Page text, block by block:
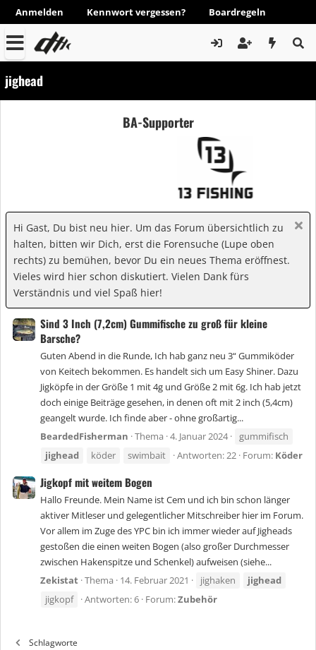
Anmelden Kennwort vergessen? Boardregeln
jighead
BA-Supporter
Hi Gast, Du bist neu hier. Um das Forum übersichtlich zu
halten, bitten wir Dich, erst die Forensuche (Lupe oben
rechts) zu bemühen, bevor Du ein neues Thema eröffnest.
Vieles wird hier schon diskutiert. Vielen Dank fürs
Verständnis und viel Spaß hier!
Sind 3 Inch (7,2cm) Gummifische zu groß für kleine
Barsche?
Guten Abend in die Runde, Ich hab ganz neu 3“ Gummiköder
von Keitech bekommen. Es handelt sich um Easy Shiner. Dazu
Jigköpfe in der Größe 1 mit 4g und Größe 2 mit 6g. Ich hab jetzt
doch einige Beiträge gesehen, in denen oft mit 2 inch (5,4cm)
geangelt wurde. Ich finde aber - ohne großartig...
BeardedFisherman Thema 4. Januar 2024
gummifisch
jighead
köder swimbait Antworten: 22 Forum: Köder
Jigkopf mit weitem Bogen
Hallo Freunde. Mein Name ist Cem und ich bin schon länger
aktiver Mitleser und gelegentlicher Mitschreiber hier im Forum.
Vor allem im Zuge des YPC bin ich immer wieder auf Jigheads
gestoßen die einen weiten Bogen (also großer Durchmesser
zwischen Hakenspitze und Schenkel) aufweisen (siehe...
Zekistat Thema 14. Februar 2021 jighaken
jighead
jigkopf
Antworten: 6 Forum:Zubehör
Schlagworte